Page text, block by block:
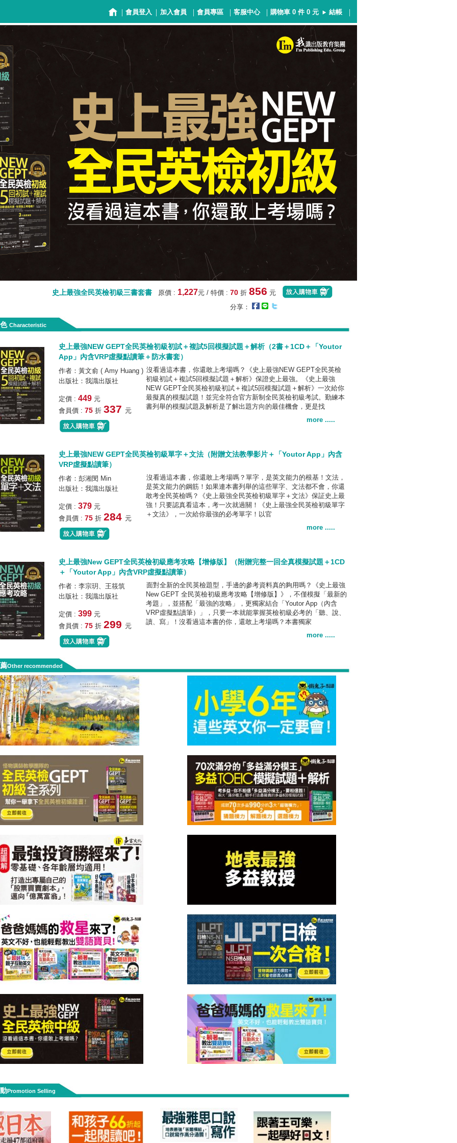
| 會員登入 | 加入會員 | 會員專區 | 客服中心 | 購物車 0 件 0 元 結帳 |
史上最強全民英檢初級三書套書 原價 : 1,227元 / 特價 : 70 折 856 元
分享：
Characteristic
史上最強NEW GEPT全民英檢初級初試＋複試5回模擬試題＋解析（2書＋1CD＋「Youtor
App」內含VRP虛擬點讀筆＋防水書套）
作者：黃文俞 ( Amy Huang )
出版社：我識出版社
定價 : 449 元
會員價 : 75 折 337 元
沒看過這本書，你還敢上考場嗎？《史上最強NEW GEPT全民英檢
初級初試＋複試5回模擬試題＋解析》保證史上最強。《史上最強
NEW GEPT全民英檢初級初試＋複試5回模擬試題＋解析》一次給你
最擬真的模擬試題！並完全符合官方新制全民英檢初級考試。勤練本
書列舉的模擬試題及解析是了解出題方向的最佳機會，更是找
more .....
史上最強NEW GEPT全民英檢初級單字＋文法（附贈文法教學影片＋「Youtor App」內含
VRP虛擬點讀筆）
作者：彭湘閔 Min
出版社：我識出版社
定價 : 379 元
會員價 : 75 折 284 元
沒看過這本書，你還敢上考場嗎？單字，是英文能力的根基！文法，
是英文能力的鋼筋！如果連本書列舉的這些單字、文法都不會，你還
敢考全民英檢嗎？《史上最強全民英檢初級單字＋文法》保証史上最
強！只要認真看這本，考一次就過關！《史上最強全民英檢初級單字
＋文法》，一次給你最強的必考單字！以官
more .....
史上最強New GEPT全民英檢初級應考攻略【增修版】（附贈完整一回全真模擬試題＋1CD
＋「Youtor App」內含VRP虛擬點讀筆）
作者：李宗玥、王筱筑
出版社：我識出版社
定價 : 399 元
會員價 : 75 折 299 元
面對全新的全民英檢題型，手邊的參考資料真的夠用嗎？《史上最強
New GEPT 全民英檢初級應考攻略【增修版】》，不僅模擬「最新的
考題」，並搭配「最強的攻略」，更獨家結合「Youtor App（內含
VRP虛擬點讀筆）」，只要一本就能掌握英檢初級必考的「聽、說、
讀、寫」！沒看過這本書的你，還敢上考場嗎？本書獨家
more .....
Other recommended
Promotion Selling